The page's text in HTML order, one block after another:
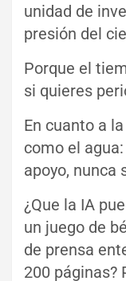
unidad de
presión del
Porque el
si quieres
En cuanto a
como el
apoyo, nunca
¿Que la IA
un juego de
de prensa
200 páginas?